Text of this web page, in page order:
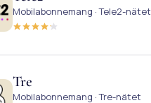
Mobilabonnemang · Tele2-nätet
Tre
Mobilabonnemang · Tre-nätet